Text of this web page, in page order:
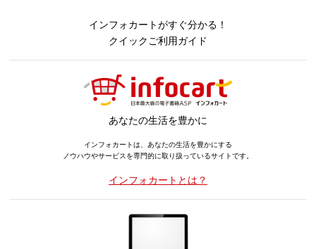
インフォカートがすぐ分かる！
クイックご利用ガイド
あなたの生活を豊かに
インフォカートは、あなたの生活を豊かにする
ノウハウやサービスを専門的に取り扱っているサイトです。
インフォカートとは？